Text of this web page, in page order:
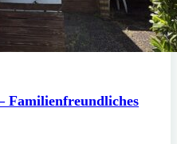
Familienfreundliches